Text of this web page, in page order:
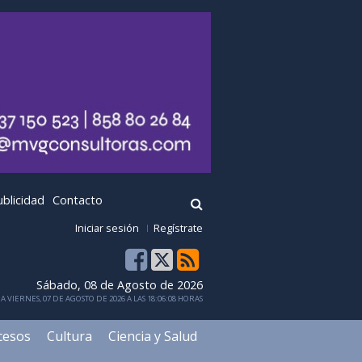
Contacto
Iniciar sesión Regístrate
Sábado, 08 de Agosto de 2026
VIERNES, 07 DE AGOSTO DE 2026 A LAS 18:06:08 HORAS
Cultura
Ciencia y Salud